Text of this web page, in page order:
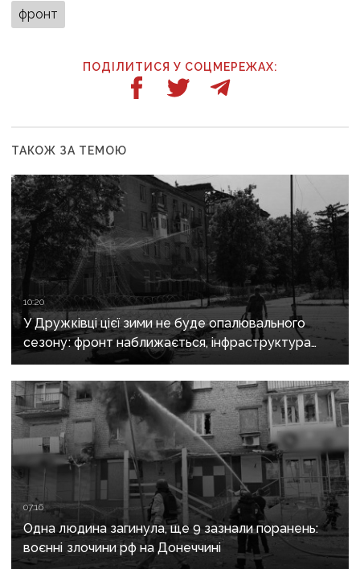
фронт
ПОДІЛИТИСЯ У СОЦМЕРЕЖАХ:
ТАКОЖ ЗА ТЕМОЮ
10:20
У Дружківці цієї зими не буде опалювального
сезону: фронт наближається, інфраструктура
критично зруйнована
07:16
Одна людина загинула, ще 9 зазнали поранень:
воєнні злочини рф на Донеччині